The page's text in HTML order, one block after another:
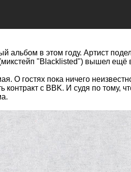
альбом в этом году. Артист
"Blacklisted") вышел ещё
О гостях пока ничего
контракт с BBK. И судя по